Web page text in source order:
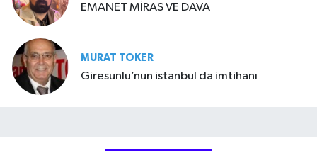
EMANET MİRAS VE DAVA
MURAT TOKER
Giresunlu’nun istanbul da imtihanı